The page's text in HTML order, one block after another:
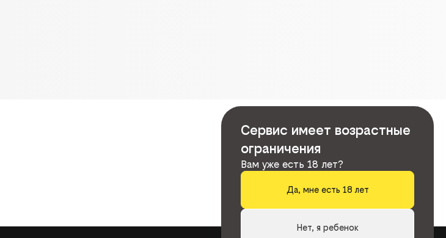
Сервис имеет возрастные
ограничения
Вам уже есть 18 лет?
Да, мне есть 18 лет
Нет, я ребенок